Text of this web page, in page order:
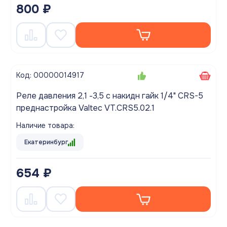
800 ₽
Код: 00000014917
Реле давления 2,1 -3,5 с накидн гайк 1/4" CRS-5
преднастройка Valtec VT.CRS5.02.1
Наличие товара:
Екатеринбург
654 ₽